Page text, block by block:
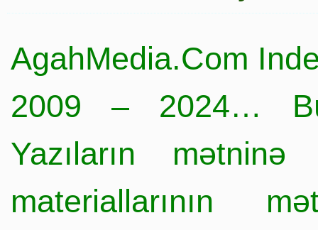
AgahMedia.Com
2009 – 2024…
Yazıların
materiallarının